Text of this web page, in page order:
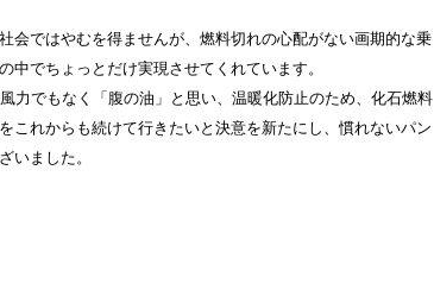
ではやむを得ませんが、燃料切れの心配がない画期的な乗
中でちょっとだけ実現させてくれています。
力でもなく「腹の油」と思い、温暖化防止のため、化石燃料
これからも続けて行きたいと決意を新たにし、慣れないパン
いました。